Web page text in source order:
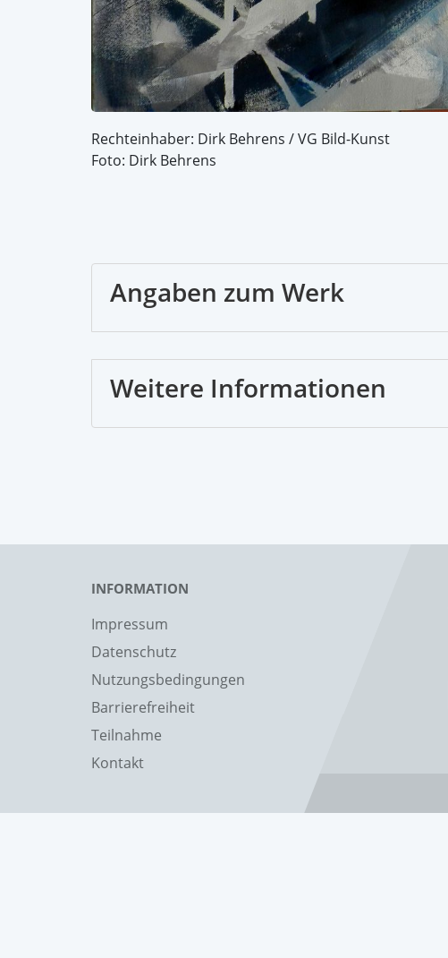
Rechteinhaber: Dirk Behrens / VG Bild-Kunst
Foto: Dirk Behrens
Angaben zum Werk
Weitere Informationen
INFORMATION
Impressum
Datenschutz
Nutzungsbedingungen
Barrierefreiheit
Teilnahme
Kontakt